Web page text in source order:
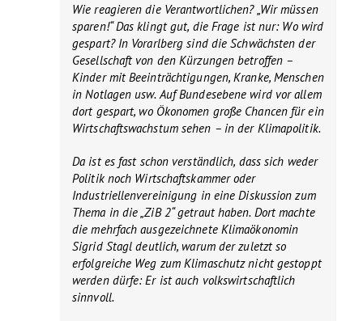
Wie reagieren die Verantwortlichen? „Wir müssen
sparen!“ Das klingt gut, die Frage ist nur: Wo wird
gespart? In Vorarlberg sind die Schwächsten der
Gesellschaft von den Kürzungen betroffen –
Kinder mit Beeinträchtigungen, Kranke, Menschen
in Notlagen usw. Auf Bundesebene wird vor allem
dort gespart, wo Ökonomen große Chancen für ein
Wirtschaftswachstum sehen – in der Klimapolitik.
Da ist es fast schon verständlich, dass sich weder
Politik noch Wirtschaftskammer oder
Industriellenvereinigung in eine Diskussion zum
Thema in die „ZiB 2“ getraut haben. Dort machte
die mehrfach ausgezeichnete Klimaökonomin
Sigrid Stagl deutlich, warum der zuletzt so
erfolgreiche Weg zum Klimaschutz nicht gestoppt
werden dürfe: Er ist auch volkswirtschaftlich
sinnvoll.